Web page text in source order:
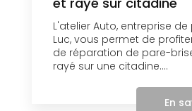
L'atelier Auto, entreprise
Luc, vous permet de
de réparation de pare-
rayé sur une citadine....
En